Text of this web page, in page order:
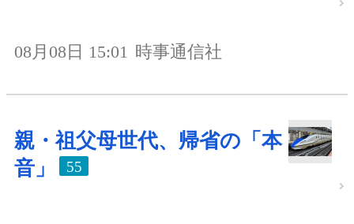
08月08日 15:01 時事通信社
親・祖父母世代、帰省の「本
音」
55